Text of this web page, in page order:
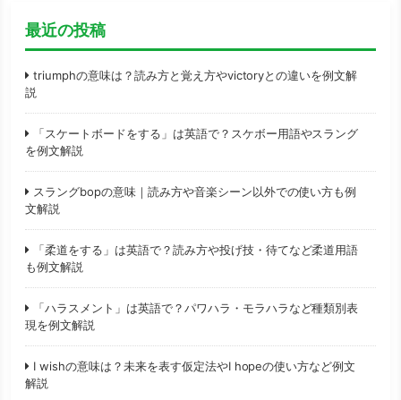
最近の投稿
triumphの意味は？読み方と覚え方やvictoryとの違いを例文解
説
「スケートボードをする」は英語で？スケボー用語やスラング
を例文解説
スラングbopの意味｜読み方や音楽シーン以外での使い方も例
文解説
「柔道をする」は英語で？読み方や投げ技・待てなど柔道用語
も例文解説
「ハラスメント」は英語で？パワハラ・モラハラなど種類別表
現を例文解説
I wishの意味は？未来を表す仮定法やI hopeの使い方など例文
解説